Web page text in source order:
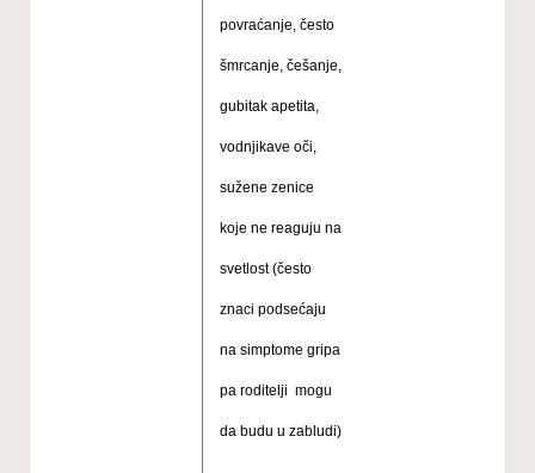
povraćanje, često
šmrcanje, češanje,
gubitak apetita,
vodnjikave oči,
sužene zenice
koje ne reaguju na
svetlost (često
znaci podsećaju
na simptome gripa
pa roditelji mogu
da budu u zabludi)